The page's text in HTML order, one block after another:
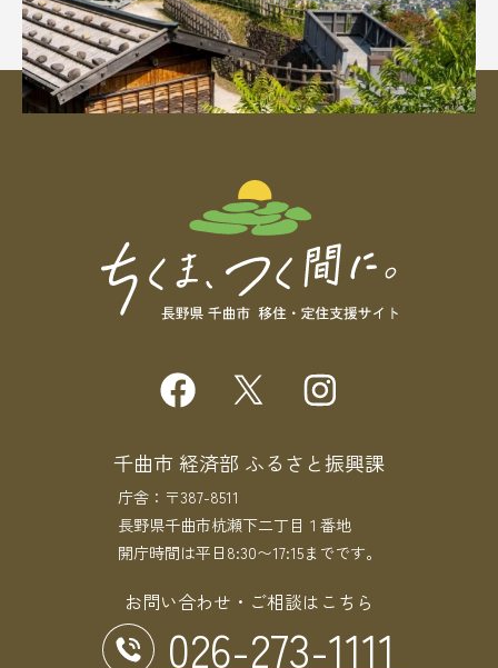
千曲市 経済部 ふるさと振興課
庁舎：〒387-8511
長野県千曲市杭瀬下二丁目１番地
開庁時間は平日8:30〜17:15までです。
お問い合わせ・ご相談はこちら
026-273-1111